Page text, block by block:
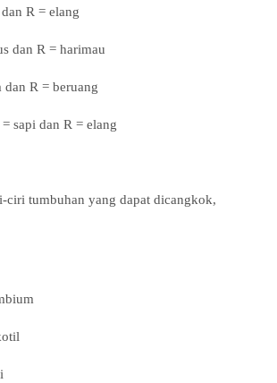
R = elang
dan R = harimau
dan R = beruang
sapi dan R = elang
ciri tumbuhan yang dapat dicangkok,